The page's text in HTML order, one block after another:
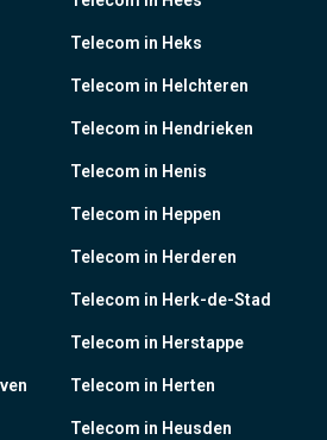
Telecom in Heks
Telecom in Helchteren
Telecom in Hendrieken
Telecom in Henis
Telecom in Heppen
Telecom in Herderen
Telecom in Herk-de-Stad
Telecom in Herstappe
Telecom in Herten
Telecom in Heusden